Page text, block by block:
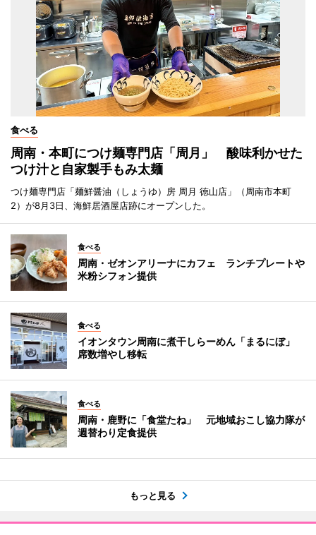
食べる
周南・本町につけ麺専門店「周月」 酸味利かせた
つけ汁と自家製手もみ太麺
つけ麺専門店「麺鮮醤油（しょうゆ）房 周月 徳山店」（周南市本町
2）が8月3日、海鮮居酒屋店跡にオープンした。
食べる
周南・ゼオンアリーナにカフェ ランチプレートや
米粉シフォン提供
食べる
イオンタウン周南に煮干しらーめん「まるにぼ」
席数増やし移転
食べる
周南・鹿野に「食堂たね」 元地域おこし協力隊が
週替わり定食提供
もっと見る